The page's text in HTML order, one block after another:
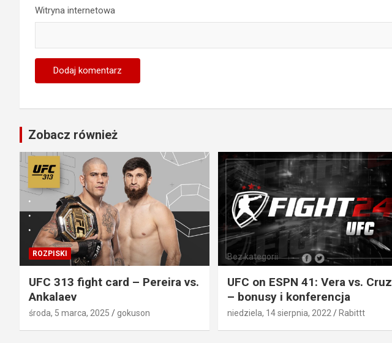
Witryna internetowa
Zobacz również
ROZPISKI
UFC 313 fight card – Pereira vs.
Ankalaev
środa, 5 marca, 2025 gokuson
Bez kategorii
UFC on ESPN 41: Vera vs. Cruz
– bonusy i konferencja
niedziela, 14 sierpnia, 2022 Rabittt